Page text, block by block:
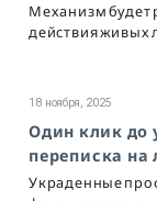
Механизм будет
действия живых
18 ноября, 2025
Один клик до
переписка на
Украденные